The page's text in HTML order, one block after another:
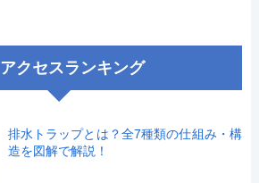
アクセスランキング
排水トラップとは？全7種類の仕組み・構
造を図解で解説！